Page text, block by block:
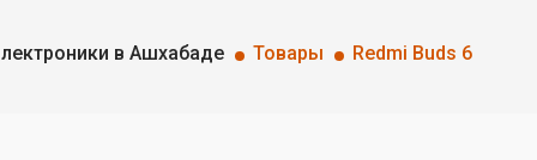
в Ашхабаде Товары Redmi Buds 6